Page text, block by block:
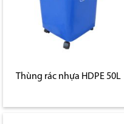
Thùng rác nhựa HDPE 50L